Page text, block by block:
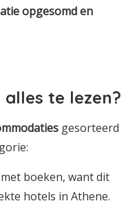
opgesomd en
te lezen?
gesorteerd
boeken, want dit
hotels in Athene.